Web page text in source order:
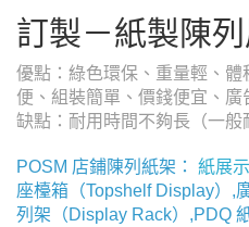
訂製－紙製陳
優點：綠色環保、重量輕、
便、組裝簡單、價錢便宜、廣
缺點：耐用時間不夠長（一般
POSM 店鋪陳列紙架： 紙展
座檯箱（Topshelf Display）,
列架（Display Rack）,PDQ